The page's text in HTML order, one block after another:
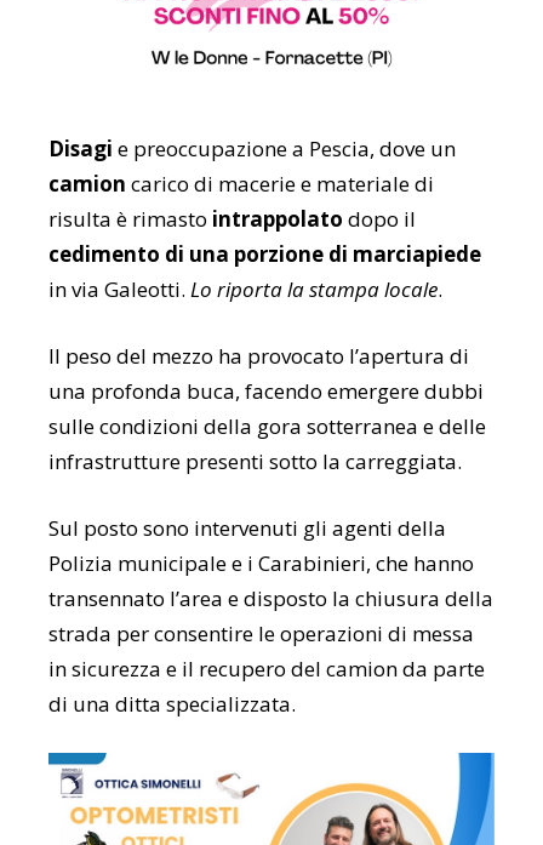
Disagi e preoccupazione a Pescia, dove un
camion carico di macerie e materiale di
risulta è rimasto intrappolato dopo il
cedimento di una porzione di marciapiede
in via Galeotti. Lo riporta la stampa locale.
Il peso del mezzo ha provocato l’apertura di
una profonda buca, facendo emergere dubbi
sulle condizioni della gora sotterranea e delle
infrastrutture presenti sotto la carreggiata.
Sul posto sono intervenuti gli agenti della
Polizia municipale e i Carabinieri, che hanno
transennato l’area e disposto la chiusura della
strada per consentire le operazioni di messa
in sicurezza e il recupero del camion da parte
di una ditta specializzata.